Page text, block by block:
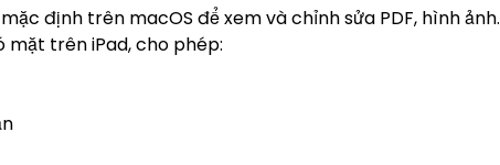
định trên macOS để xem và chỉnh sửa PDF, hình ảnh.
mặt trên iPad, cho phép: